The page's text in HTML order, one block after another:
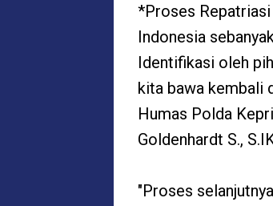
*Proses
Indonesia
Identifikasi oleh
kita bawa kembali
Humas Polda
Goldenhardt S.,
"Proses